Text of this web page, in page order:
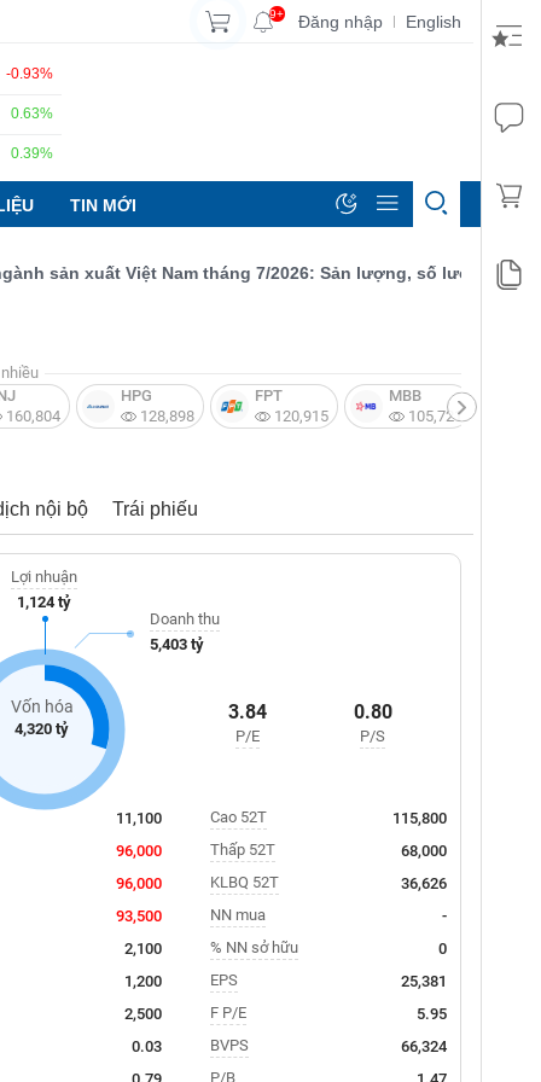
9+ Đăng nhập | English
-0.93%
0.63%
0.39%
TIN MỚI
sản xuất Việt Nam tháng 7/2026: Sản lượng, số lượng đơn đặt
160,804
HPG
128,898
FPT
120,915
MBB
105,721
nội bộ Trái phiếu
Vốn hóa
4,320 tỷ
Lợi nhuận
1,124 tỷ
Doanh thu
5,403 tỷ
3.84
P/E
0.80
P/S
11,100
96,000
96,000
93,500
2,100
1,200
2,500
0.03
0.79
Cao 52T
115,800
Thấp 52T
68,000
KLBQ 52T
36,626
NN mua
-
% NN sở hữu
0
EPS
25,381
F P/E
5.95
BVPS
66,324
P/B
1.47